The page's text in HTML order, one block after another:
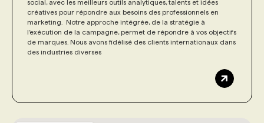
social, avec les meilleurs outils analytiques, talents et idées
créatives pour répondre aux besoins des professionnels en
marketing. Notre approche intégrée, de la stratégie à
l’exécution de la campagne, permet de répondre à vos objectifs
de marques. Nous avons fidélisé des clients internationaux dans
des industries diverses